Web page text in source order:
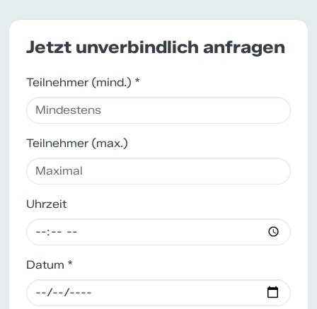
Jetzt unverbindlich anfragen
Teilnehmer (mind.) *
Teilnehmer (max.)
Uhrzeit
Datum *